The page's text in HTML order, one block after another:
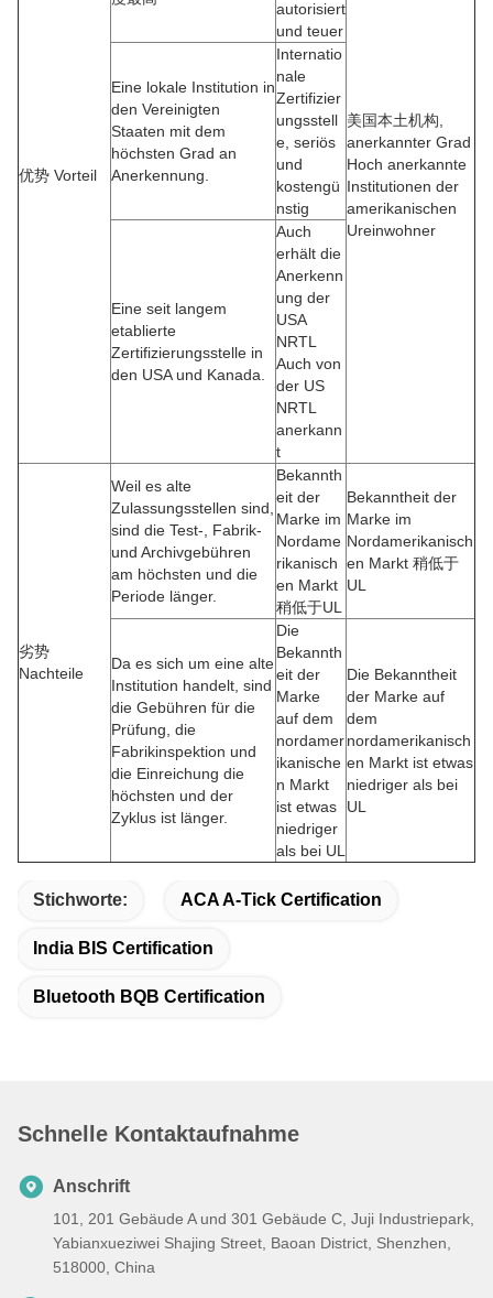
优势 Vorteil
autorisiert
und teuer
美国本土机构,
anerkannter Grad
Hoch anerkannte
Institutionen der
amerikanischen
Ureinwohner
Eine lokale Institution in
den Vereinigten
Staaten mit dem
höchsten Grad an
Anerkennung.
Internatio
nale
Zertifizier
ungsstell
e, seriös
und
kostengü
nstig
Eine seit langem
etablierte
Zertifizierungsstelle in
den USA und Kanada.
Auch
erhält die
Anerkenn
ung der
USA
NRTL
Auch von
der US
NRTL
anerkann
t
劣势
Nachteile
Weil es alte
Zulassungsstellen sind,
sind die Test-, Fabrik-
und Archivgebühren
am höchsten und die
Periode länger.
Bekannth
eit der
Marke im
Nordame
rikanisch
en Markt
稍低于UL
Bekanntheit der
Marke im
Nordamerikanisch
en Markt 稍低于
UL
Da es sich um eine alte
Institution handelt, sind
die Gebühren für die
Prüfung, die
Fabrikinspektion und
die Einreichung die
höchsten und der
Zyklus ist länger.
Die
Bekannth
eit der
Marke
auf dem
nordamer
ikanische
n Markt
ist etwas
niedriger
als bei UL
Die Bekanntheit
der Marke auf
dem
nordamerikanisch
en Markt ist etwas
niedriger als bei
UL
Stichworte: ACA A-Tick Certification
India BIS Certification
Bluetooth BQB Certification
Schnelle Kontaktaufnahme
Anschrift
101, 201 Gebäude A und 301 Gebäude C, Juji Industriepark,
Yabianxueziwei Shajing Street, Baoan District, Shenzhen,
518000, China